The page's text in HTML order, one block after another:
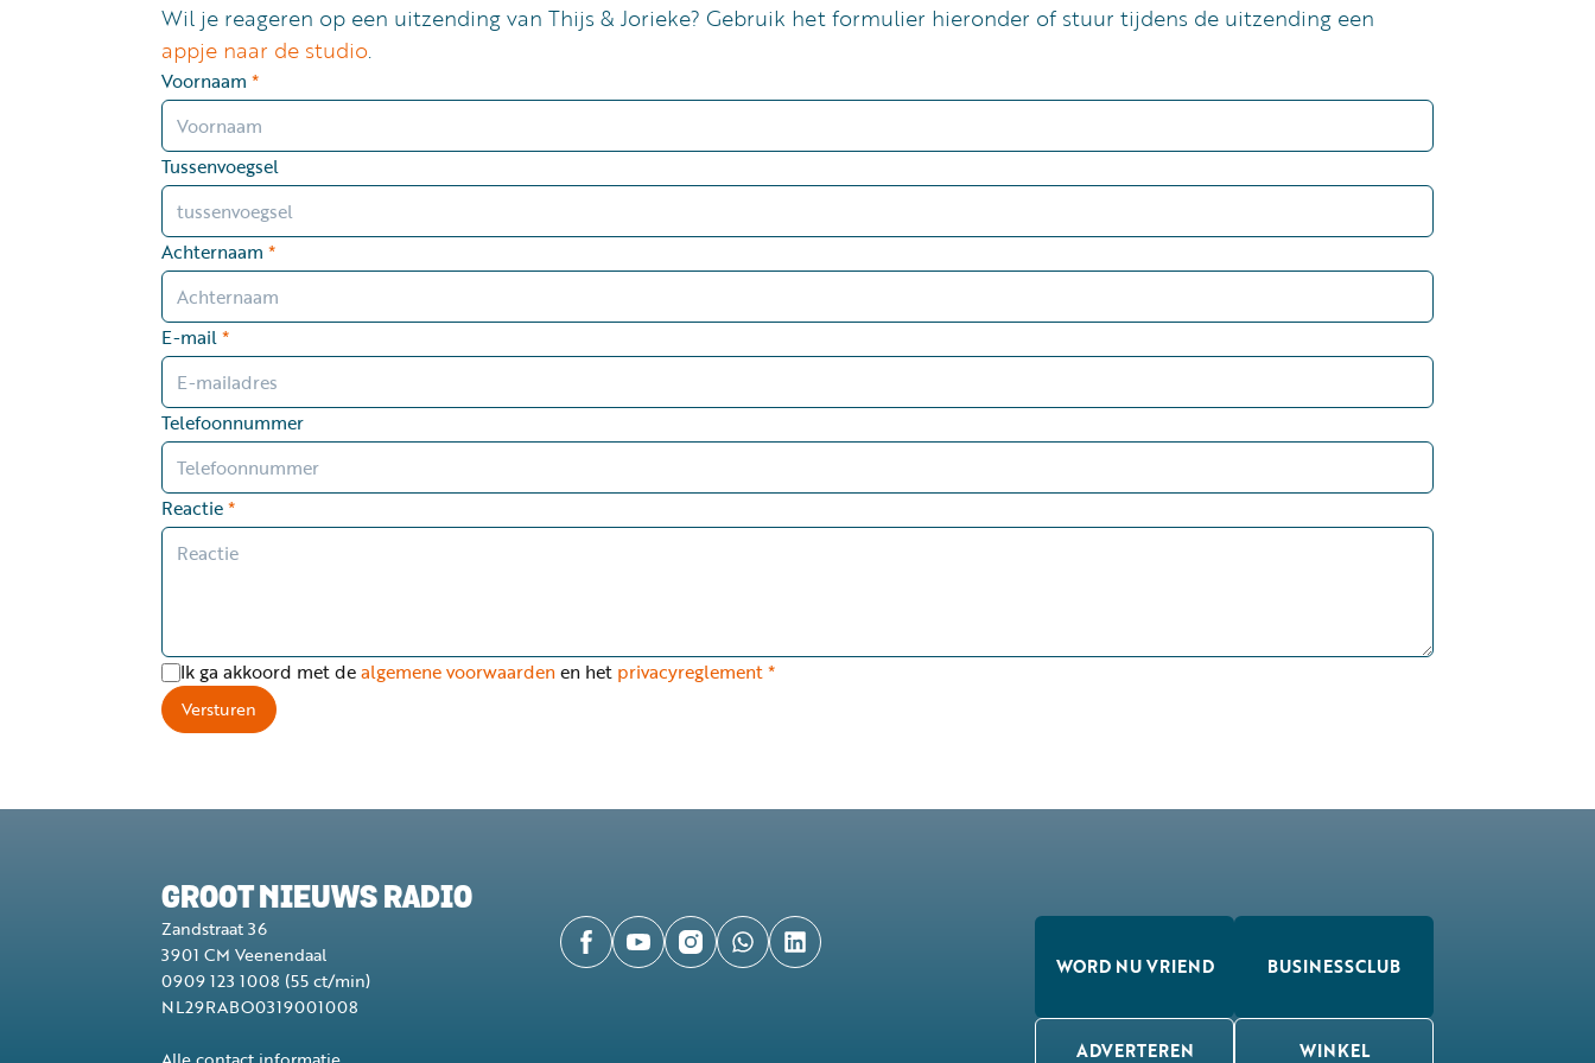
Wil je reageren op een uitzending van Thijs & Jorieke? Gebruik het formulier hieronder of stuur tijdens de uitzending een
appje naar de studio.
Voornaam *
Tussenvoegsel
Achternaam *
E-mail*
Telefoonnummer
Reactie*
Ik ga akkoord met dealgemene voorwaardenen het privacyreglement*
Versturen
GROOT NIEUWS RADIO
Zandstraat 36
3901 CM Veenendaal
0909 123 1008 (55 ct/min)
NL29RABO0319001008
WORD NU VRIEND BUSINESSCLUB
ADVERTEREN WINKEL